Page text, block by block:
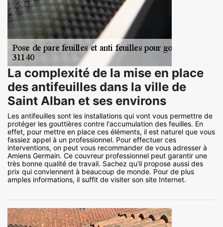
La complexité de la mise en place
des antifeuilles dans la ville de
Saint Alban et ses environs
Les antifeuilles sont les installations qui vont vous permettre de
protéger les gouttières contre l'accumulation des feuilles. En
effet, pour mettre en place ces éléments, il est naturel que vous
fassiez appel à un professionnel. Pour effectuer ces
interventions, on peut vous recommander de vous adresser à
Amiens Germain. Ce couvreur professionnel peut garantir une
très bonne qualité de travail. Sachez qu'il propose aussi des
prix qui conviennent à beaucoup de monde. Pour de plus
amples informations, il suffit de visiter son site Internet.